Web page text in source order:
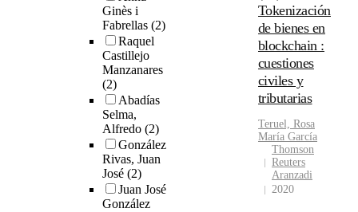
Ginès i
Fabrellas (2)
Raquel
Castillejo
Manzanares
(2)
Abadías
Selma,
Alfredo (2)
González
Rivas, Juan
José (2)
Juan José
González
Tokenización
de bienes en
blockchain :
cuestiones
civiles y
tributarias
Teruel, Rosa
María García
Thomson
Reuters
Aranzadi
2020